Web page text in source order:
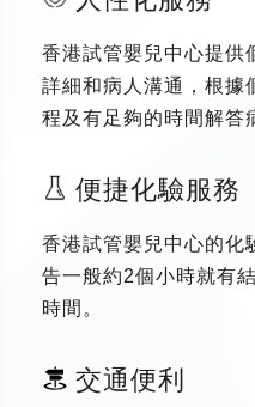
香港試管嬰兒中心提供
詳細和病人溝通，根據
程及有足夠的時間解答
便捷化驗服務
香港試管嬰兒中心的化
告一般約2個小時就有
時間。
交通便利